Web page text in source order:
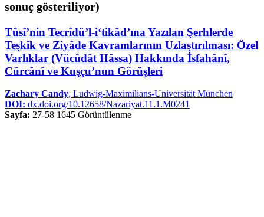
sonuç gösteriliyor)
Tûsî’nin Tecrîdü’l-i‘tikâd’ına Yazılan Şerhlerde
Teşkîk ve Ziyâde Kavramlarının Uzlaştırılması: Özel
Varlıklar (Vücûdât Hâssa) Hakkında İsfahânî,
Cürcânî ve Kuşçu’nun Görüşleri
Zachary Candy, Ludwig-Maximilians-Universität München
DOI: dx.doi.org/10.12658/Nazariyat.11.1.M0241
Sayfa: 27-58 1645 Görüntülenme